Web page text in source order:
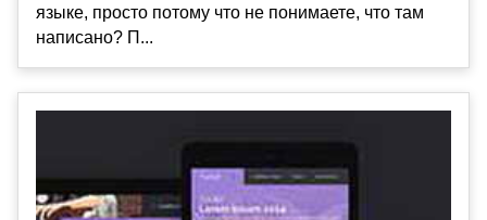
языке, просто потому что не понимаете, что там
написано? П...